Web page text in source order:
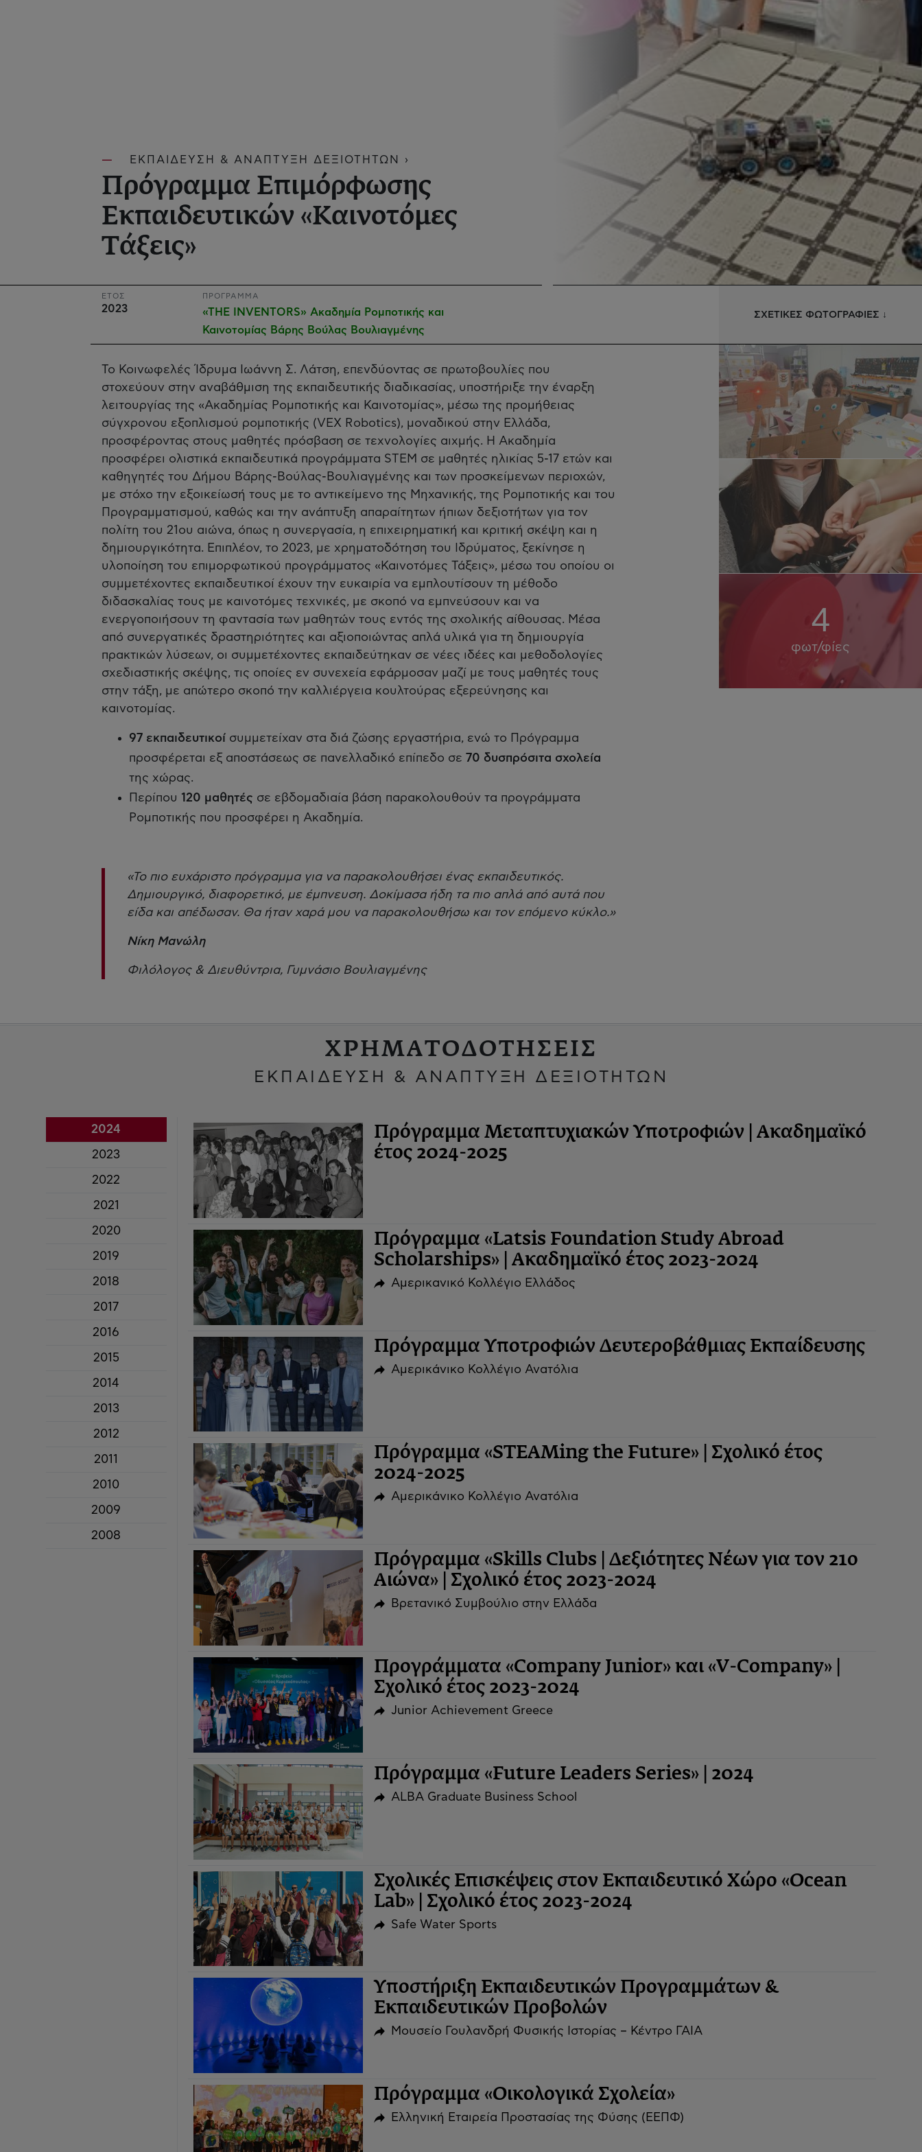
ΕΚΠΑΙΔΕΥΣΗ & ΑΝΑΠΤΥΞΗ ΔΕΞΙΟΤΗΤΩΝ ›
Πρόγραμμα Επιμόρφωσης
Εκπαιδευτικών «Καινοτόμες
Τάξεις»
ΕΤΟΣ
2023
ΠΡΟΓΡΑΜΜΑ
«THE INVENTORS» Ακαδημία Ρομποτικής και
Καινοτομίας Βάρης Βούλας Βουλιαγμένης
ΣΧΕΤΙΚΕΣ ΦΩΤΟΓΡΑΦΙΕΣ ↓
Το Κοινωφελές Ίδρυμα Ιωάννη Σ. Λάτση, επενδύοντας σε πρωτοβουλίες που
στοχεύουν στην αναβάθμιση της εκπαιδευτικής διαδικασίας, υποστήριξε την έναρξη
λειτουργίας της «Ακαδημίας Ρομποτικής και Καινοτομίας», μέσω της προμήθειας
σύγχρονου εξοπλισμού ρομποτικής (VEX Robotics), μοναδικού στην Ελλάδα,
προσφέροντας στους μαθητές πρόσβαση σε τεχνολογίες αιχμής. Η Ακαδημία
προσφέρει ολιστικά εκπαιδευτικά προγράμματα STEM σε μαθητές ηλικίας 5-17 ετών και
καθηγητές του Δήμου Βάρης-Βούλας-Βουλιαγμένης και των προσκείμενων περιοχών,
με στόχο την εξοικείωσή τους με το αντικείμενο της Μηχανικής, της Ρομποτικής και του
Προγραμματισμού, καθώς και την ανάπτυξη απαραίτητων ήπιων δεξιοτήτων για τον
πολίτη του 21ου αιώνα, όπως η συνεργασία, η επιχειρηματική και κριτική σκέψη και η
δημιουργικότητα. Επιπλέον, το 2023, με χρηματοδότηση του Ιδρύματος, ξεκίνησε η
υλοποίηση του επιμορφωτικού προγράμματος «Καινοτόμες Τάξεις», μέσω του οποίου οι
συμμετέχοντες εκπαιδευτικοί έχουν την ευκαιρία να εμπλουτίσουν τη μέθοδο
διδασκαλίας τους με καινοτόμες τεχνικές, με σκοπό να εμπνεύσουν και να
ενεργοποιήσουν τη φαντασία των μαθητών τους εντός της σχολικής αίθουσας. Μέσα
από συνεργατικές δραστηριότητες και αξιοποιώντας απλά υλικά για τη δημιουργία
πρακτικών λύσεων, οι συμμετέχοντες εκπαιδεύτηκαν σε νέες ιδέες και μεθοδολογίες
σχεδιαστικής σκέψης, τις οποίες εν συνεχεία εφάρμοσαν μαζί με τους μαθητές τους
στην τάξη, με απώτερο σκοπό την καλλιέργεια κουλτούρας εξερεύνησης και
καινοτομίας.
97 εκπαιδευτικοί συμμετείχαν στα διά ζώσης εργαστήρια, ενώ το Πρόγραμμα
προσφέρεται εξ αποστάσεως σε πανελλαδικό επίπεδο σε 70 δυσπρόσιτα σχολεία
της χώρας.
Περίπου 120 μαθητές σε εβδομαδιαία βάση παρακολουθούν τα προγράμματα
Ρομποτικής που προσφέρει η Ακαδημία.
«Το πιο ευχάριστο πρόγραμμα για να παρακολουθήσει ένας εκπαιδευτικός.
Δημιουργικό, διαφορετικό, με έμπνευση. Δοκίμασα ήδη τα πιο απλά από αυτά που
είδα και απέδωσαν. Θα ήταν χαρά μου να παρακολουθήσω και τον επόμενο κύκλο.»
Νίκη Μανώλη
Φιλόλογος & Διευθύντρια, Γυμνάσιο Βουλιαγμένης
4
φωτ/φίες
ΧΡΗΜΑΤΟΔΟΤΗΣΕΙΣ
ΕΚΠΑΙΔΕΥΣΗ & ΑΝΑΠΤΥΞΗ ΔΕΞΙΟΤΗΤΩΝ
2024
2023
2022
2021
2020
2019
2018
2017
2016
2015
2014
2013
2012
2011
2010
2009
2008
Πρόγραμμα Μεταπτυχιακών Υποτροφιών | Ακαδημαϊκό
έτος 2024-2025
Πρόγραμμα «Latsis Foundation Study Abroad
Scholarships» | Ακαδημαϊκό έτος 2023-2024
Αμερικανικό Κολλέγιο Ελλάδος
Πρόγραμμα Υποτροφιών Δευτεροβάθμιας Εκπαίδευσης
Αμερικάνικο Κολλέγιο Ανατόλια
Πρόγραμμα «STEAMing the Future» | Σχολικό έτος
2024-2025
Αμερικάνικο Κολλέγιο Ανατόλια
Πρόγραμμα «Skills Clubs | Δεξιότητες Νέων για τον 21ο
Αιώνα» | Σχολικό έτος 2023-2024
Βρετανικό Συμβούλιο στην Ελλάδα
Προγράμματα «Company Junior» και «V-Company» |
Σχολικό έτος 2023-2024
Junior Achievement Greece
Πρόγραμμα «Future Leaders Series» | 2024
ALBA Graduate Business School
Σχολικές Επισκέψεις στον Εκπαιδευτικό Χώρο «Ocean
Lab» | Σχολικό έτος 2023-2024
Safe Water Sports
Υποστήριξη Εκπαιδευτικών Προγραμμάτων &
Εκπαιδευτικών Προβολών
Μουσείο Γουλανδρή Φυσικής Ιστορίας – Κέντρο ΓΑΙΑ
Πρόγραμμα «Οικολογικά Σχολεία»
Ελληνική Εταιρεία Προστασίας της Φύσης (ΕΕΠΦ)